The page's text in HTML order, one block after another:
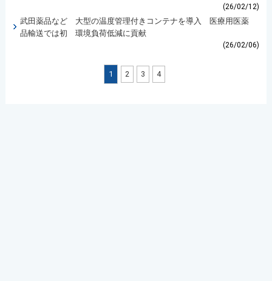
(26/02/12)
武田薬品など 大型の温度管理付きコンテナを導入 医療用医薬
品輸送では初 環境負荷低減に貢献
(26/02/06)
1 2 3 4